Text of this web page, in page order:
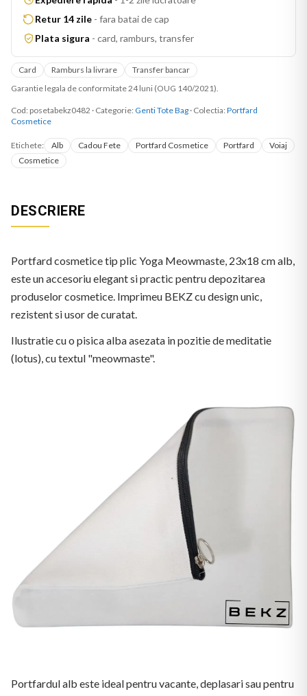
Retur 14 zile - fara batai de cap
Plata sigura - card, ramburs, transfer
Card Ramburs la livrare
Transfer bancar
Garantie legala de conformitate 24 luni (OUG 140/2021).
Cod: posetabekz0482 · Categorie: Genti Tote Bag · Colectia: Portfard
Cosmetice
Etichete: Alb Cadou Fete Portfard Cosmetice Portfard
Voiaj
Cosmetice
DESCRIERE
Portfard cosmetice tip plic Yoga Meowmaste, 23x18 cm alb,
este un accesoriu elegant si practic pentru depozitarea
produselor cosmetice. Imprimeu BEKZ cu design unic,
rezistent si usor de curatat.
Ilustratie cu o pisica alba asezata in pozitie de meditatie
(lotus), cu textul "meowmaste".
Portfardul alb este ideal pentru vacante, deplasari sau pentru